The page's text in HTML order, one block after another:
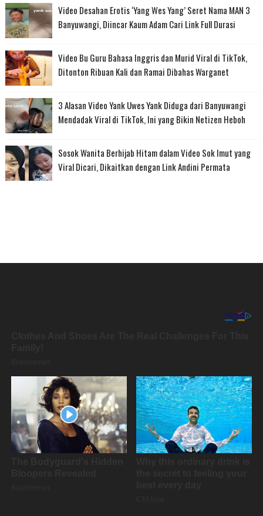
Video Desahan Erotis ‘Yang Wes Yang’ Seret Nama MAN 3
Banyuwangi, Diincar Kaum Adam Cari Link Full Durasi
Video Bu Guru Bahasa Inggris dan Murid Viral di TikTok,
Ditonton Ribuan Kali dan Ramai Dibahas Warganet
3 Alasan Video Yank Uwes Yank Diduga dari Banyuwangi
Mendadak Viral di TikTok, Ini yang Bikin Netizen Heboh
Sosok Wanita Berhijab Hitam dalam Video Sok Imut yang
Viral Dicari, Dikaitkan dengan Link Andini Permata